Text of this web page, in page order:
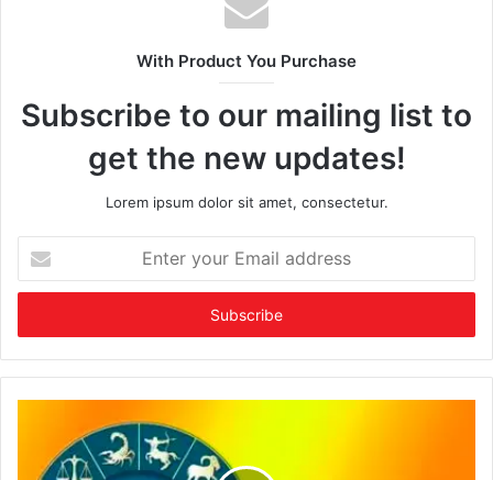
With Product You Purchase
Subscribe to our mailing list to
get the new updates!
Lorem ipsum dolor sit amet, consectetur.
your
Email